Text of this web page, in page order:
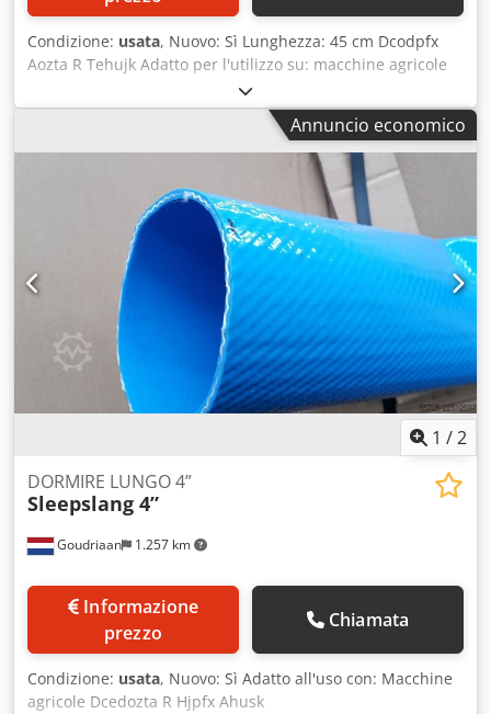
Condizione: usata, Nuovo: Sì Lunghezza: 45 cm Dcodpfx
Aozta R Tehujk Adatto per l'utilizzo su: macchine agricole
Annuncio economico
1 /2
Goudriaan 1.257 km
DORMIRE LUNGO 4”
Sleepslang 4”
prezzo
Chiamata
Condizione: usata, Nuovo: Sì Adatto all'uso con: Macchine
agricole Dcedozta R Hjpfx Ahusk